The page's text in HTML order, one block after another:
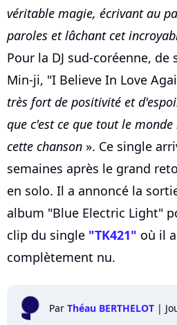
véritable magie, écrivant au
paroles et lâchant cet
Pour la DJ sud-coréenne,
Min-ji, "I Believe In Love
très fort de positivité et
que c'est ce que tout le
cette chanson ». Ce single
semaines après le grand
en solo. Il a annoncé la
album "Blue Electric Light"
clip du single "TK421" où il
complètement nu.
Par Théau BERTHELOT |